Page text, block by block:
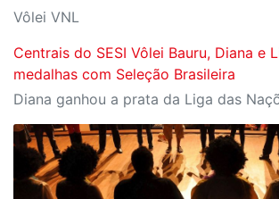
Vôlei VNL
Centrais do SESI Vôlei Bauru, Diana e
medalhas com Seleção Brasileira